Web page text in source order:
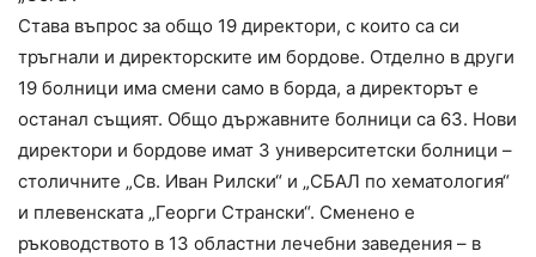
Става въпрос за общо 19 директори, с които са си
тръгнали и директорските им бордове. Отделно в други
19 болници има смени само в борда, а директорът е
останал същият. Общо държавните болници са 63. Нови
директори и бордове имат 3 университетски болници –
столичните „Св. Иван Рилски“ и „СБАЛ по хематология“
и плевенската „Георги Странски“. Сменено е
ръководството в 13 областни лечебни заведения – в